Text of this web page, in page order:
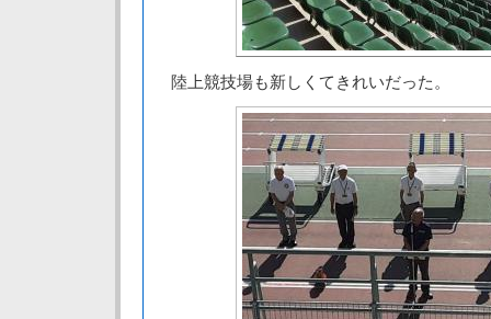
陸上競技場も新しくてきれいだった。